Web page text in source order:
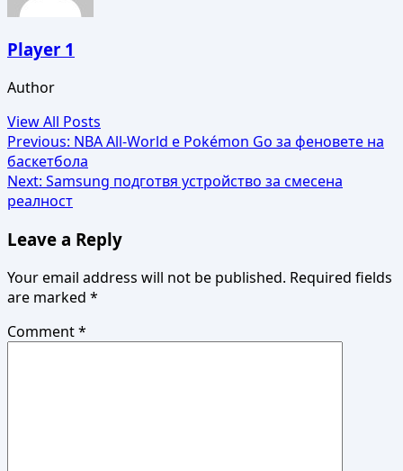
Player 1
Author
View All Posts
Post
navigation
Previous: NBA All-World е Pokémon Go за феновете на
баскетбола
Next: Samsung подготвя устройство за смесена
реалност
Leave a Reply
Your email address will not be published. Required fields
are marked *
Comment*